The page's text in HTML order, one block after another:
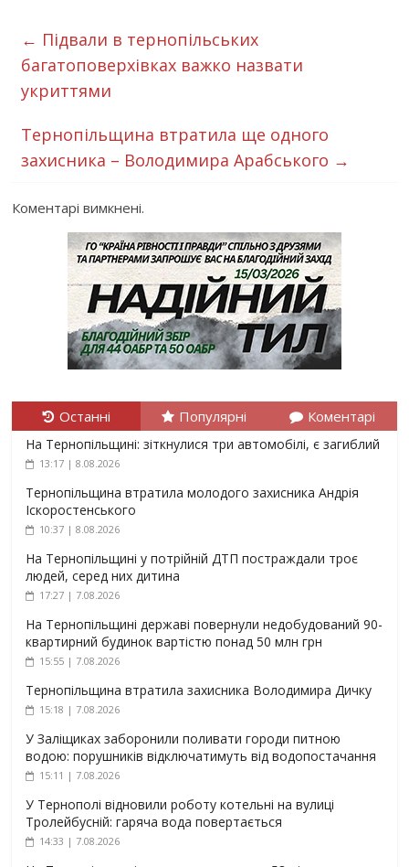
← Підвали в тернопільських
багатоповерхівках важко назвати
укриттями
Тернопільщина втратила ще одного
захисника – Володимира Арабського →
Коментарі вимкнені.
Останні Популярні Коментарі
На Тернопільщині: зіткнулися три автомобілі, є загиблий
13:17 | 8.08.2026
Тернопільщина втратила молодого захисника Андрія
Іскоростенського
10:37 | 8.08.2026
На Тернопільщині у потрійній ДТП постраждали троє
людей, серед них дитина
17:27 | 7.08.2026
На Тернопільщині державі повернули недобудований 90-
квартирний будинок вартістю понад 50 млн грн
15:55 | 7.08.2026
Тернопільщина втратила захисника Володимира Дичку
15:18 | 7.08.2026
У Заліщиках заборонили поливати городи питною
водою: порушників відключатимуть від водопостачання
15:11 | 7.08.2026
У Тернополі відновили роботу котельні на вулиці
Тролейбусній: гаряча вода повертається
14:33 | 7.08.2026